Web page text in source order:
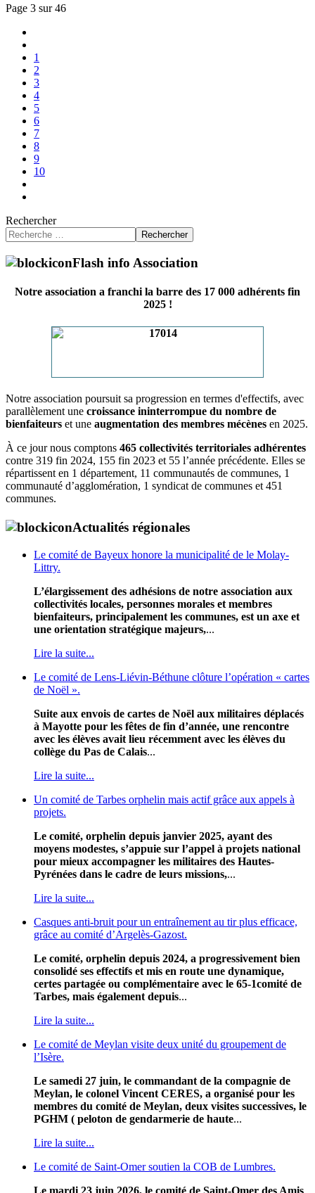
Page 3 sur 46
1
2
3
4
5
6
7
8
9
10
Rechercher
Rechercher
Flash info Association
Notre association a franchi la barre des 17 000 adhérents fin
2025 !
Notre association poursuit sa progression en termes d'effectifs, avec
parallèlement une croissance ininterrompue du nombre de
bienfaiteurs et une augmentation des membres mécènes en 2025.
À ce jour nous comptons 465 collectivités territoriales adhérentes
contre 319 fin 2024, 155 fin 2023 et 55 l’année précédente. Elles se
répartissent en 1 département, 11 communautés de communes, 1
communauté d’agglomération, 1 syndicat de communes et 451
communes.
Actualités régionales
Le comité de Bayeux honore la municipalité de le Molay-
Littry.
L’élargissement des adhésions de notre association aux
collectivités locales, personnes morales et membres
bienfaiteurs, principalement les communes, est un axe et
une orientation stratégique majeurs,...
Lire la suite...
Le comité de Lens-Liévin-Béthune clôture l’opération « cartes
de Noël ».
Suite aux envois de cartes de Noël aux militaires déplacés
à Mayotte pour les fêtes de fin d’année, une rencontre
avec les élèves avait lieu récemment avec les élèves du
collège du Pas de Calais...
Lire la suite...
Un comité de Tarbes orphelin mais actif grâce aux appels à
projets.
Le comité, orphelin depuis janvier 2025, ayant des
moyens modestes, s’appuie sur l’appel à projets national
pour mieux accompagner les militaires des Hautes-
Pyrénées dans le cadre de leurs missions,...
Lire la suite...
Casques anti-bruit pour un entraînement au tir plus efficace,
grâce au comité d’Argelès-Gazost.
Le comité, orphelin depuis 2024, a progressivement bien
consolidé ses effectifs et mis en route une dynamique,
certes partagée ou complémentaire avec le 65-1comité de
Tarbes, mais également depuis...
Lire la suite...
Le comité de Meylan visite deux unité du groupement de
l’Isère.
Le samedi 27 juin, le commandant de la compagnie de
Meylan, le colonel Vincent CERES, a organisé pour les
membres du comité de Meylan, deux visites successives, le
PGHM ( peloton de gendarmerie de haute...
Lire la suite...
Le comité de Saint-Omer soutien la COB de Lumbres.
Le mardi 23 juin 2026, le comité de Saint-Omer des Amis